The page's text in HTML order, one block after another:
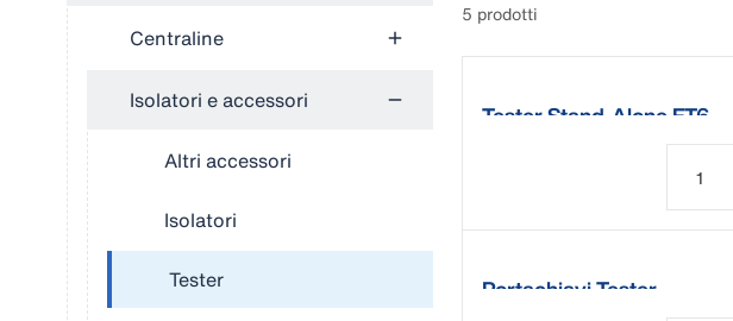
Centraline
Isolatori e accessori
Altri accessori
Isolatori
Tester
5 prodotti
Tester Stand-Alone FT6
Portachiavi Tester